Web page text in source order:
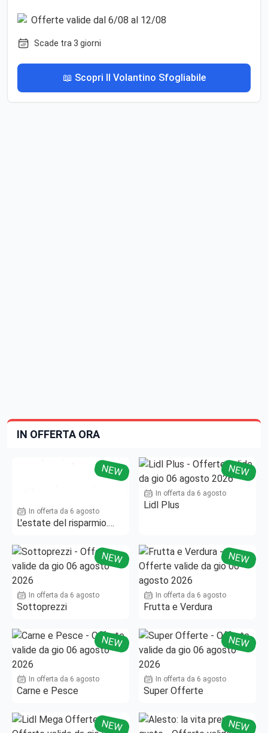
Scade tra 3 giorni
📖 Scopri Il Volantino Sfogliabile
IN OFFERTA ORA
NEW
In offerta da 6 agosto
L'estate del risparmio.
NEW
In offerta da 6 agosto
Lidl Plus
NEW
In offerta da 6 agosto
Sottoprezzi
NEW
In offerta da 6 agosto
Frutta e Verdura
NEW
In offerta da 6 agosto
Carne e Pesce
NEW
In offerta da 6 agosto
Super Offerte
NEW NEW